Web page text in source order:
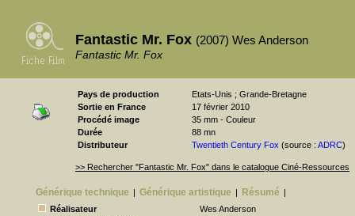
Fantastic Mr. Fox (2007) Wes Anderson
Fantastic Mr. Fox
Pays de production
Etats-Unis ; Grande-Bretagne
Sortie en France
17 février 2010
Procédé image
35 mm - Couleur
Durée
88 mn
Distributeur
Twentieth Century Fox (source : ADRC)
>> Rechercher "Fantastic Mr. Fox" dans le catalogue Ciné-Ressources
Générique technique | Générique artistique | Résumé |
Réalisateur
Wes Anderson